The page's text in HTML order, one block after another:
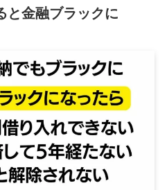
と金融ブラックに